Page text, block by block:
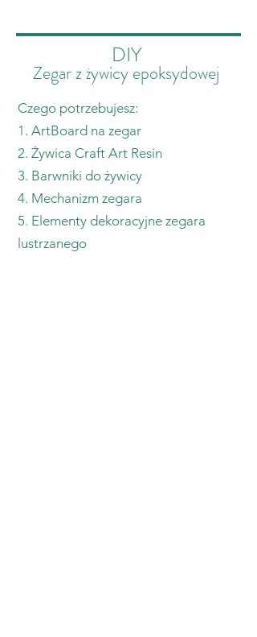
DIY
Zegar z żywicy epoksydowej
Czego potrzebujesz:
1. ArtBoard na zegar
2. Żywica Craft Art Resin
3. Barwniki do żywicy
4. Mechanizm zegara
5. Elementy dekoracyjne zegara
lustrzanego